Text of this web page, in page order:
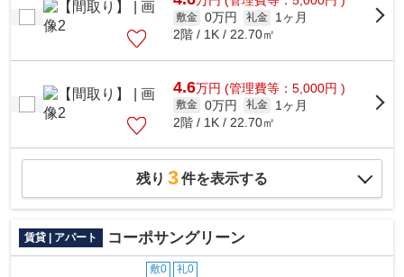
敷金 0万円 礼金
1ヶ月
2階 / 1K / 22.70㎡
4.6万円 (管理費等：5,000円 )
敷金 0万円 礼金
1ヶ月
2階 / 1K / 22.70㎡
残り 3件を表示する
賃貸 | アパート コーポサングリーン
敷0 礼0